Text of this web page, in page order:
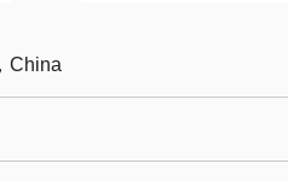
China